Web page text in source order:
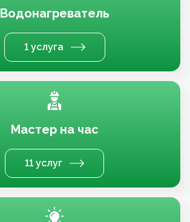
Водонагреватель
1 услуга
Мастер на час
11 услуг